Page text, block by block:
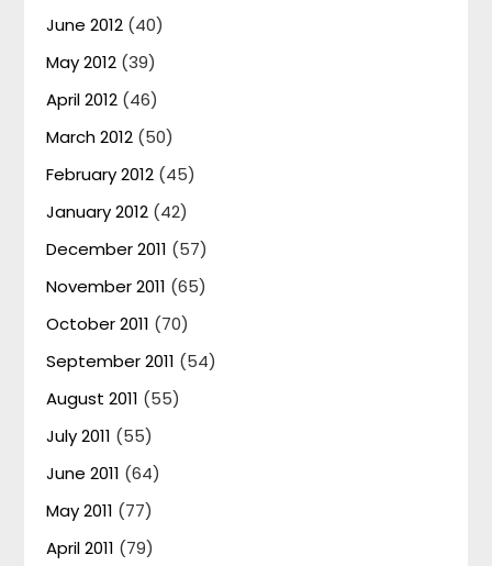
June 2012 (40)
May 2012 (39)
April 2012 (46)
March 2012 (50)
February 2012 (45)
January 2012 (42)
December 2011 (57)
November 2011 (65)
October 2011 (70)
September 2011 (54)
August 2011 (55)
July 2011 (55)
June 2011 (64)
May 2011 (77)
April 2011 (79)